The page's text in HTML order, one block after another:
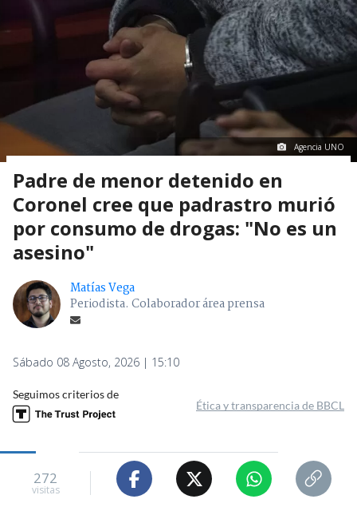
Agencia UNO
Padre de menor detenido en
Coronel cree que padrastro murió
por consumo de drogas: "No es un
asesino"
Matías Vega
Periodista. Colaborador área prensa
Sábado 08 Agosto, 2026 | 15:10
Seguimos criterios de
Ética y transparencia de BBCL
272
visitas